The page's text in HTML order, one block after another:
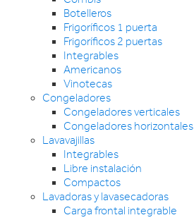
Botelleros
Frigoríficos 1 puerta
Frigoríficos 2 puertas
Integrables
Americanos
Vinotecas
Congeladores
Congeladores verticales
Congeladores horizontales
Lavavajillas
Integrables
Libre instalación
Compactos
Lavadoras y lavasecadoras
Carga frontal integrable